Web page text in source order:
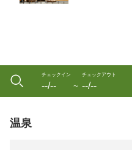
チェックイン
--/-- 〜
チェックアウト
--/--
温泉